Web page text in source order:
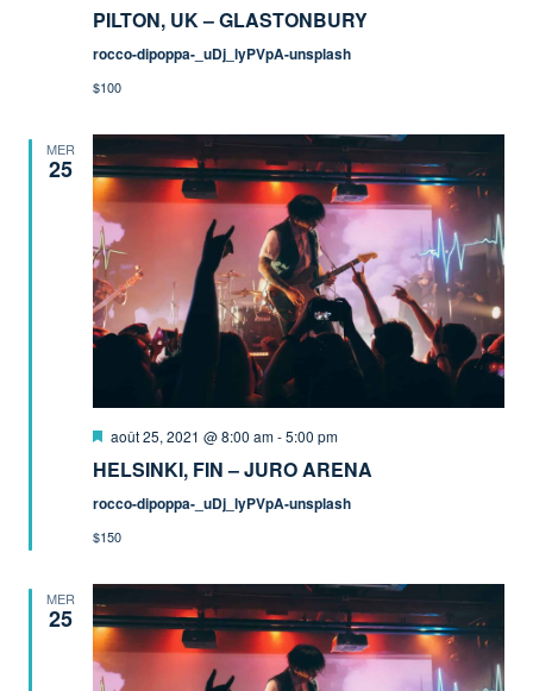
PILTON, UK – GLASTONBURY
rocco-dipoppa-_uDj_lyPVpA-unsplash
$100
MER
25
Mis
avant
août 25, 2021 @ 8:00 am-5:00 pm
HELSINKI, FIN – JURO ARENA
rocco-dipoppa-_uDj_lyPVpA-unsplash
$150
MER
25